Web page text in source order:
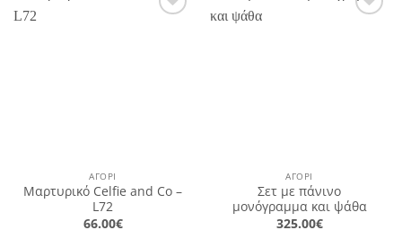
ΑΓΌΡΙ
Μαρτυρικό Celfie and Co –
L72
66.00€
ΑΓΌΡΙ
Σετ με πάνινο
μονόγραμμα και ψάθα
325.00€